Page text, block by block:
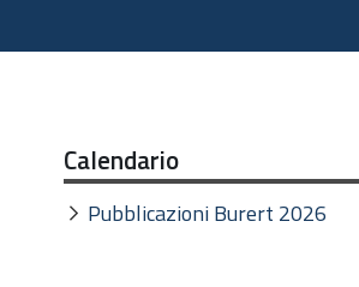
Calendario
Pubblicazioni Burert 2026